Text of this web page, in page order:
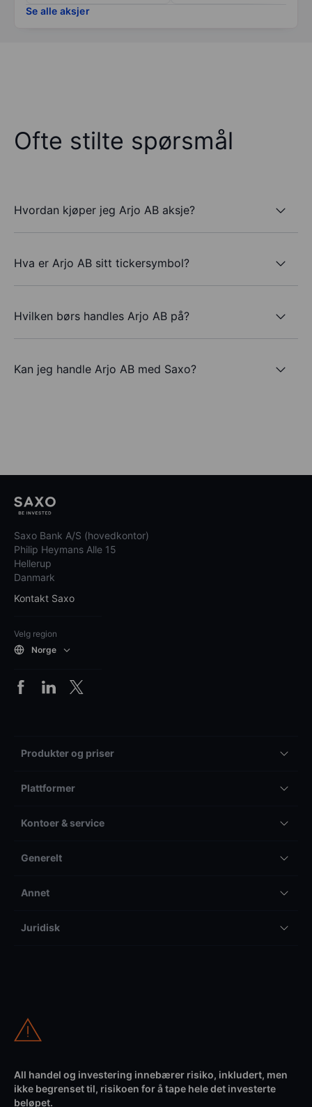
Se alle aksjer
Ofte stilte spørsmål
Hvordan kjøper jeg Arjo AB aksje?
Hva er Arjo AB sitt tickersymbol?
Hvilken børs handles Arjo AB på?
Kan jeg handle Arjo AB med Saxo?
Saxo Bank A/S (hovedkontor)
Philip Heymans Alle 15
Hellerup
Danmark
Kontakt Saxo
Velg region
Norge
Produkter og priser
Plattformer
Kontoer & service
Generelt
Annet
Juridisk
All handel og investering innebærer risiko, inkludert, men
ikke begrenset til, risikoen for å tape hele det investerte
beløpet.